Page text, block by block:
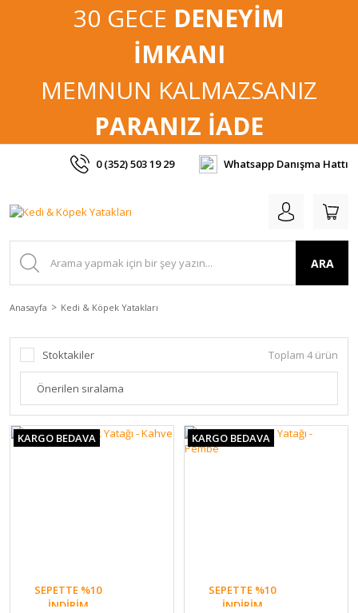
30 GECE DENEYİM
İMKANI
MEMNUN KALMAZSANIZ
PARANIZ İADE
0 (352) 503 19 29 Whatsapp Danışma Hattı
ARA
Anasayfa Kedi & Köpek Yatakları
Stoktakiler Toplam 4 ürün
KARGO BEDAVA
SEPETTE %10
İNDİRİM
KARGO BEDAVA
SEPETTE %10
İNDİRİM